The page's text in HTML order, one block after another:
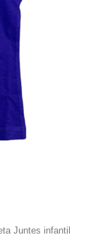
Juntes infantil